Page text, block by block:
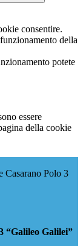
consentire.
della
potete
essere
della cookie
Casarano Polo 3
“Galileo Galilei”